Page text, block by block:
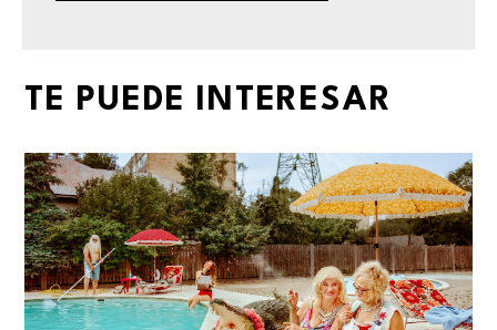
TE PUEDE INTERESAR